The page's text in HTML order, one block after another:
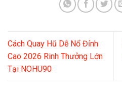
Cách Quay Hũ Dễ Nổ Đỉnh
Cao 2026 Rinh Thưởng Lớn
Tại NOHU90